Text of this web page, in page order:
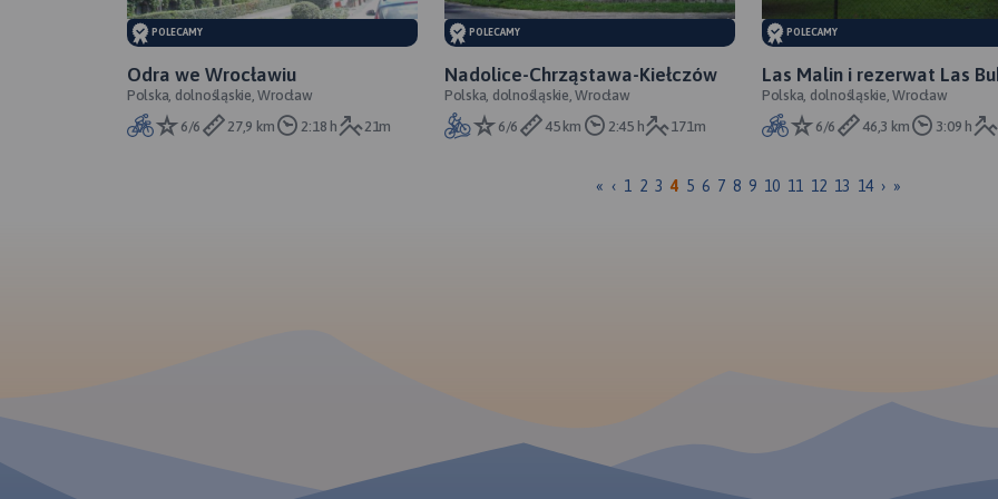
POLECAMY
Odra we Wrocławiu
Polska, dolnośląskie, Wrocław
6/6
27,9 km 2:18 h 21m
POLECAMY
Nadolice-Chrząstawa-Kiełczów
Polska, dolnośląskie, Wrocław
6/6
45 km 2:45 h 171m
POLECAMY
Las Malin i rezerwat Las
Polska, dolnośląskie, Wrocław
6/6
46,3 km 3:09 h
« ‹ 1 2 3 4 5 6 7 8 9 10 11 12 13 14 › »